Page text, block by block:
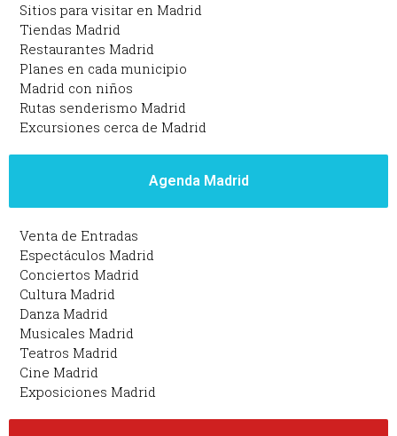
Sitios para visitar en Madrid
Tiendas Madrid
Restaurantes Madrid
Planes en cada municipio
Madrid con niños
Rutas senderismo Madrid
Excursiones cerca de Madrid
Agenda Madrid
Venta de Entradas
Espectáculos Madrid
Conciertos Madrid
Cultura Madrid
Danza Madrid
Musicales Madrid
Teatros Madrid
Cine Madrid
Exposiciones Madrid